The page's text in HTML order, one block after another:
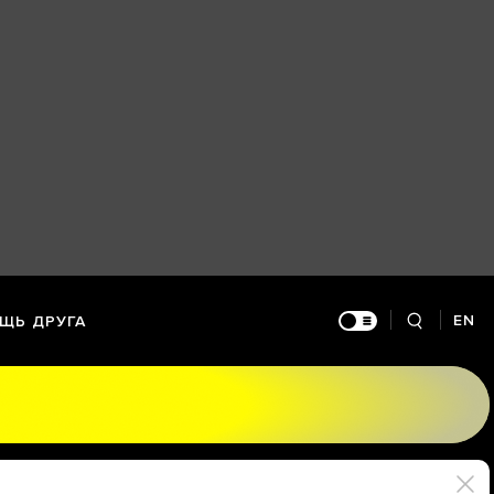
ДРУГА EN